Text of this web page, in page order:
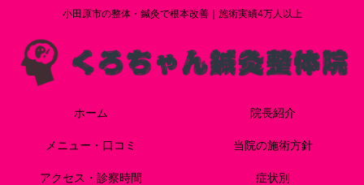
小田原市の整体・鍼灸で根本改善｜施術実績4万人以上
ホーム 院長紹介
メニュー・口コミ 当院の施術方針
アクセス・診察時間 症状別